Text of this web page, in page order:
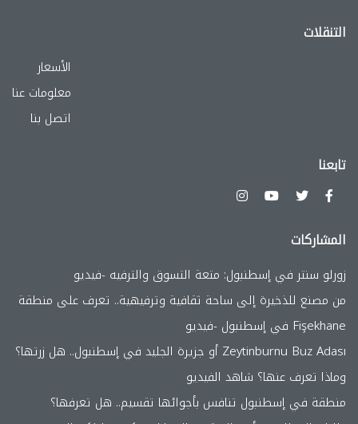
التنقلات
الأسعار
معلومات عنا
اتصل بنا
تابعنا
المشاركات
زورلو سنتر في إسطنبول: متعة التسوق والترفيه -فيديو
من مصنع للذخيرة إلى ساحة ثقافية وترفيهية.. تعرف على منطقة
Fişekhane في إسطنبول -فيديو
Zeytinburnu Buz Adası أو جزيرة الجليد في إسطنبول.. هل زرتها؟
وماذا تعرف عنها؟ شاهد الفيديو
منطقة في إسطنبول تنافس بأجوائها تقسيم.. هل تعرفها؟